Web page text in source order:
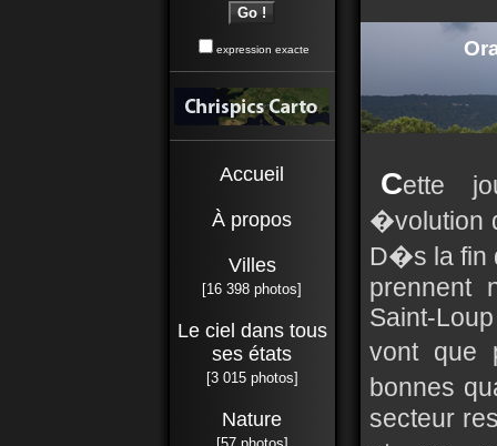
expression exacte
Accueil
À propos
Villes
[16 398 photos]
Le ciel dans tous
ses états
[3 015 photos]
Nature
Cette
�volution
D�s la fin
prennent
Saint-
vont que
bonnes
secteur